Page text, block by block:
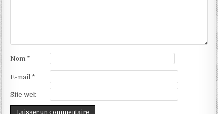
Nom *
E-mail *
Site web